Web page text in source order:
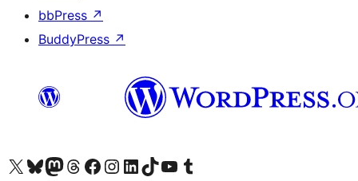
bbPress ↗
BuddyPress ↗
Посетите нас в X (ранее Twitter)
Посетите нашу учётную запись в Bluesky
Посетите нашу ленту в Mastodon
Посетите нашу учётную запись в Threads
Посетите нашу страницу на Facebook
Посетите наш Instagram
Посетите нашу страницу в LinkedIn
Посетите нашу учётную запись в TikTok
Посетите наш канал YouTube
Посетите нашу учётную запись в Tumblr